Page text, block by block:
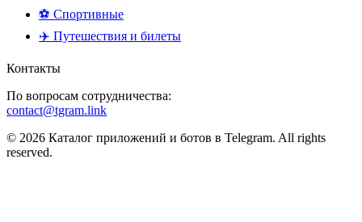
⚽ Спортивные
✈️ Путешествия и билеты
Контакты
По вопросам сотрудничества:
contact@tgram.link
© 2026 Каталог приложений и ботов в Telegram. All rights
reserved.